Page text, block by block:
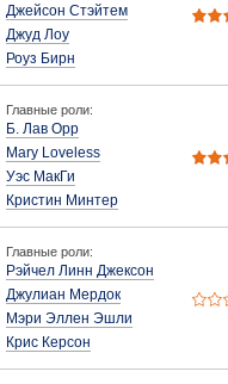
Джейсон Стэйтем
Джуд Лоу
Роуз Бирн
Главные роли:
Б. Лав Орр
Mary Loveless
Уэс МакГи
Кристин Минтер
Главные роли:
Рэйчел Линн Джексон
Джулиан Мердок
Мэри Эллен Эшли
Крис Керсон